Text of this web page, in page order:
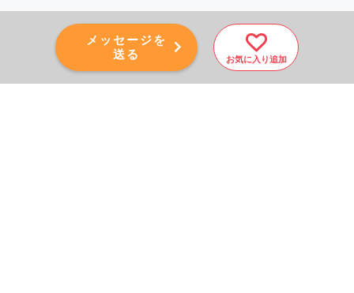
メッセージを
送る
お気に入り追加